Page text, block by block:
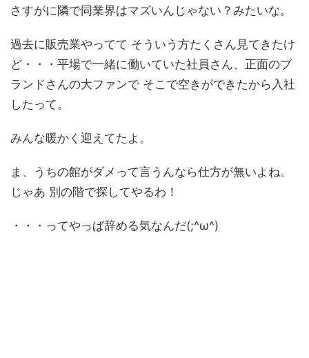
さすがに隣で同業界はマズいんじゃない？みたいな。
過去に販売業やってて そういう方たくさん見てきたけ
ど・・・平場で一緒に働いていた社員さん、正面のブ
ランドさんの大ファンで そこで空きができたから入社
したって。
みんな暖かく迎えてたよ。
ま、うちの館がダメって言うんなら仕方が無いよね。
じゃあ 別の階で探してやるわ！
・・・ってやっぱ辞める気なんだ(;^ω^)